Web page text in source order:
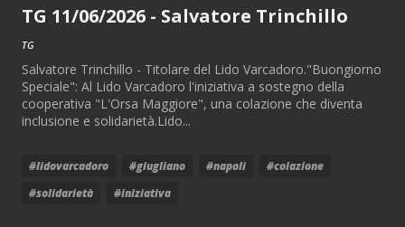
TG 11/06/2026 - Salvatore Trinchillo
TG
Salvatore Trinchillo - Titolare del Lido Varcadoro."Buongiorno
Speciale": Al Lido Varcadoro l'iniziativa a sostegno della
cooperativa "L'Orsa Maggiore", una colazione che diventa
inclusione e solidarietà.Lido...
#lidovarcadoro #giugliano #napoli
#colazione
#solidarietà
#iniziativa